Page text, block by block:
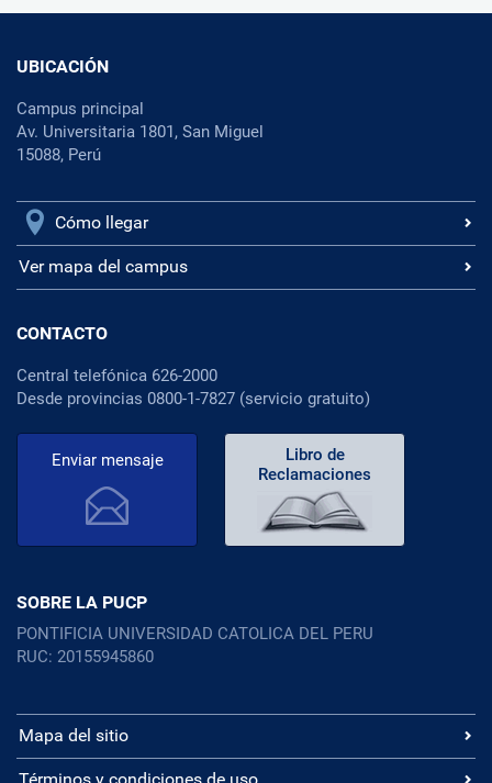
UBICACIÓN
Campus principal
Av. Universitaria 1801, San Miguel
15088, Perú
Cómo llegar
Ver mapa del campus
CONTACTO
Central telefónica 626-2000
Desde provincias 0800-1-7827 (servicio gratuito)
Enviar mensaje
Libro de
Reclamaciones
SOBRE LA PUCP
PONTIFICIA UNIVERSIDAD CATOLICA DEL PERU
RUC: 20155945860
Mapa del sitio